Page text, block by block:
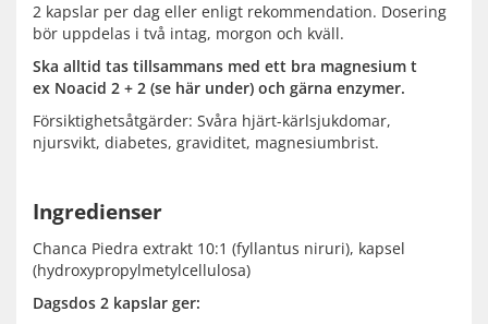
2 kapslar per dag eller enligt rekommendation. Dosering
bör uppdelas i två intag, morgon och kväll.
Ska alltid tas tillsammans med ett bra magnesium t
ex Noacid 2 + 2 (se här under) och gärna enzymer.
Försiktighetsåtgärder: Svåra hjärt-kärlsjukdomar,
njursvikt, diabetes, graviditet, magnesiumbrist.
Ingredienser
Chanca Piedra extrakt 10:1 (fyllantus niruri), kapsel
(hydroxypropylmetylcellulosa)
Dagsdos 2 kapslar ger: